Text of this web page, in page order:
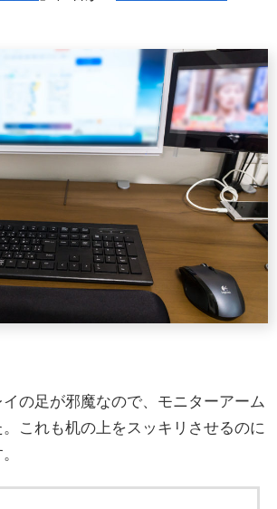
の足が邪魔なので、モニターアーム
これも机の上をスッキリさせるのに